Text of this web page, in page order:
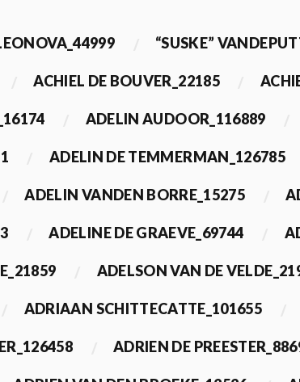
“SUSKE”
ACHIEL DE BOUVER_22185
ADELIN AUDOOR_116889
ADELIN DE TEMMERMAN_126785
ADELIN VANDEN BORRE_15275
ADELINE DE GRAEVE_69744
ADELSON VAN DE
ADRIAAN SCHITTECATTE_101655
ADRIEN DE